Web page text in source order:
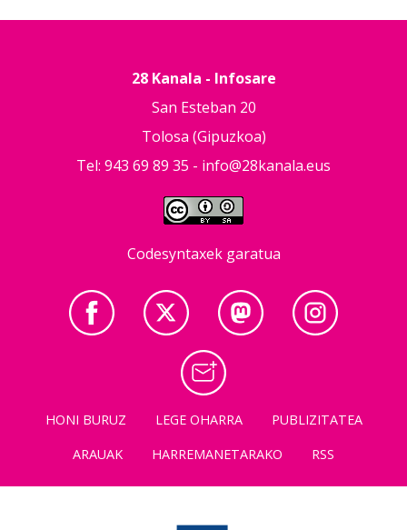
28 Kanala - Infosare
San Esteban 20
Tolosa (Gipuzkoa)
Tel: 943 69 89 35 - info@28kanala.eus
Codesyntaxek garatua
HONI BURUZ LEGE OHARRA
PUBLIZITATEA
ARAUAK
HARREMANETARAKO RSS